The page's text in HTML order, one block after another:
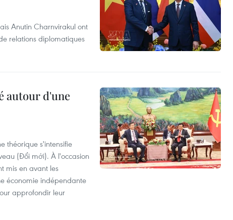
Anutin Charnvirakul ont
relations diplomatiques
autour d'une
théorique s'intensifie
(Đổi mới). À l'occasion
mis en avant les
économie indépendante
approfondir leur